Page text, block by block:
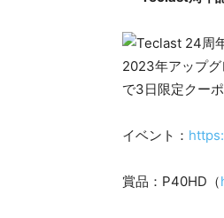
イベント：
賞品：P40HD（